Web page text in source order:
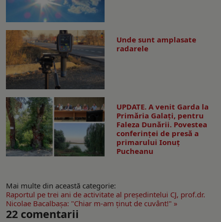
Unde sunt amplasate
radarele
UPDATE. A venit Garda la
Primăria Galaţi, pentru
Faleza Dunării. Povestea
conferinţei de presă a
primarului Ionuţ
Pucheanu
Mai multe din această categorie:
Raportul pe trei ani de activitate al preşedintelui CJ, prof.dr.
Nicolae Bacalbaşa: "Chiar m-am ţinut de cuvânt!" »
22 comentarii